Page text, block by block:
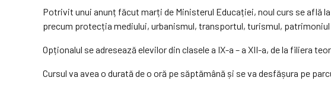
Potrivit unui anunț făcut marți de Ministerul Educației, noul curs se află
precum protecția mediului, urbanismul, transportul, turismul,
Opționalul se adresează elevilor din clasele a IX-a – a XII-a, de la filiera
Cursul va avea o durată de o oră pe săptămână și se va desfășura pe